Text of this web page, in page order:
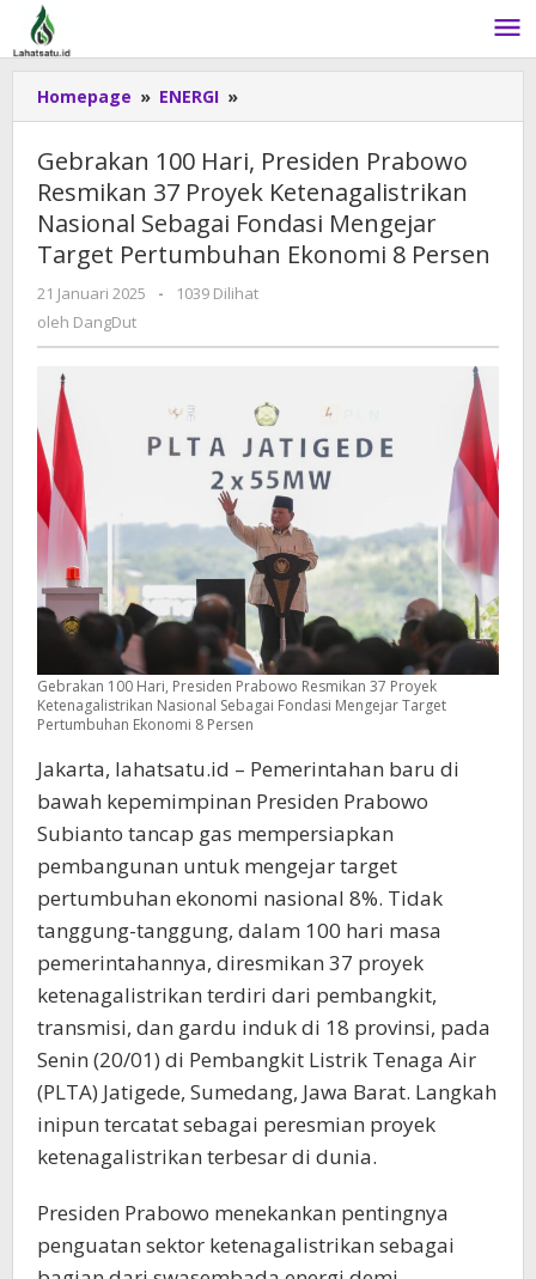
Lewati
konten
Homepage » ENERGI »
100
Presiden
Prabowo
Resmikan
37
Ketenagalistrikan
Sebagai
Mengejar
Target
Pertumbuhan
Ekonomi
8
Persen
Gebrakan 100 Hari, Presiden Prabowo
Resmikan 37 Proyek Ketenagalistrikan
Nasional Sebagai Fondasi Mengejar
Target Pertumbuhan Ekonomi 8 Persen
21 Januari 2025
oleh
-
1039 Dilihat
oleh DangDut
Gebrakan 100 Hari, Presiden Prabowo Resmikan 37 Proyek
Ketenagalistrikan Nasional Sebagai Fondasi Mengejar Target
Pertumbuhan Ekonomi 8 Persen
Jakarta, lahatsatu.id – Pemerintahan baru di
bawah kepemimpinan Presiden Prabowo
Subianto tancap gas mempersiapkan
pembangunan untuk mengejar target
pertumbuhan ekonomi nasional 8%. Tidak
tanggung-tanggung, dalam 100 hari masa
pemerintahannya, diresmikan 37 proyek
ketenagalistrikan terdiri dari pembangkit,
transmisi, dan gardu induk di 18 provinsi, pada
Senin (20/01) di Pembangkit Listrik Tenaga Air
(PLTA) Jatigede, Sumedang, Jawa Barat. Langkah
inipun tercatat sebagai peresmian proyek
ketenagalistrikan terbesar di dunia.
Presiden Prabowo menekankan pentingnya
penguatan sektor ketenagalistrikan sebagai